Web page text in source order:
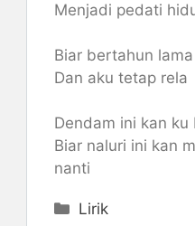
Menjadi pedati
Biar bertahun
Dan aku tetap rela
Dendam ini kan ku
Biar naluri ini kan
nanti
Categories
Lirik